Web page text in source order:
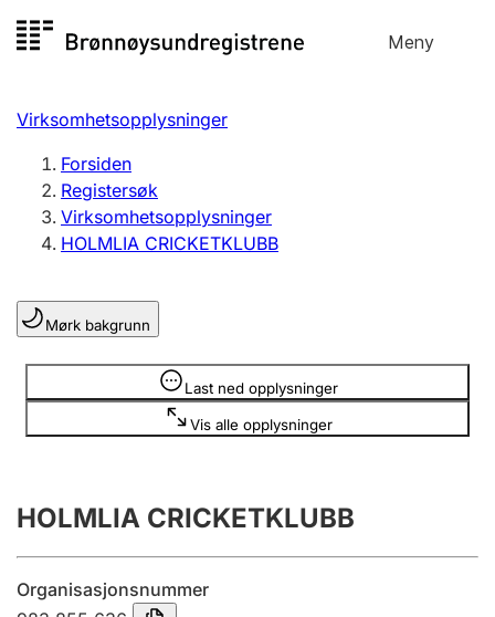
til
Meny
Registersøk
Aksjeselskap
Enkeltpersonforetak
Registrere, endre, slette
Lag og forening
Registrere, endre, slette
Årsregnskap
Innsending og forsinkelsesgebyr
Virksomhetsopplysninger
Forsiden
Registersøk
Virksomhetsopplysninger
HOLMLIA CRICKETKLUBB
Mørk bakgrunn
Last ned opplysninger
Vis alle opplysninger
Opplysninger er skjult
HOLMLIA CRICKETKLUBB
Organisasjonsnummer